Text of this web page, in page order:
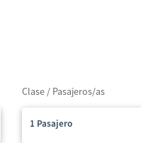
Clase / Pasajeros/as
1 Pasajero